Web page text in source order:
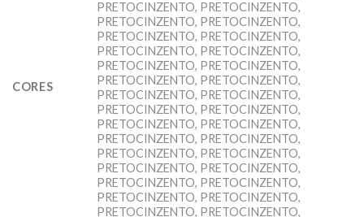
CORES
PRETOCINZENTO, PRETOCINZENTO,
PRETOCINZENTO, PRETOCINZENTO,
PRETOCINZENTO, PRETOCINZENTO,
PRETOCINZENTO, PRETOCINZENTO,
PRETOCINZENTO, PRETOCINZENTO,
PRETOCINZENTO, PRETOCINZENTO,
PRETOCINZENTO, PRETOCINZENTO,
PRETOCINZENTO, PRETOCINZENTO,
PRETOCINZENTO, PRETOCINZENTO,
PRETOCINZENTO, PRETOCINZENTO,
PRETOCINZENTO, PRETOCINZENTO,
PRETOCINZENTO, PRETOCINZENTO,
PRETOCINZENTO, PRETOCINZENTO,
PRETOCINZENTO, PRETOCINZENTO,
PRETOCINZENTO, PRETOCINZENTO,